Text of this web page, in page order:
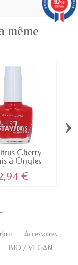
même
Cherry -
à Ongles
Strong...
€
›
Accessoires
BIO / VEGAN
/10
5887 avis